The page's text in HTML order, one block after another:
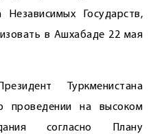
Независимых Государств,
в Ашхабаде 22 мая
Туркменистана
проведении на высоком
согласно Плану